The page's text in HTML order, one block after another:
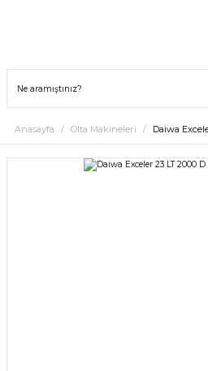
Anasayfa Olta Makineleri Daiwa